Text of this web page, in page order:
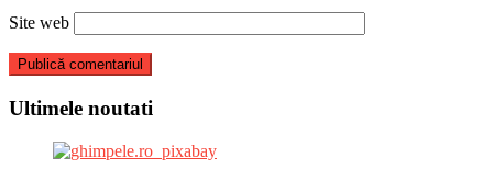
Site web
Ultimele noutati